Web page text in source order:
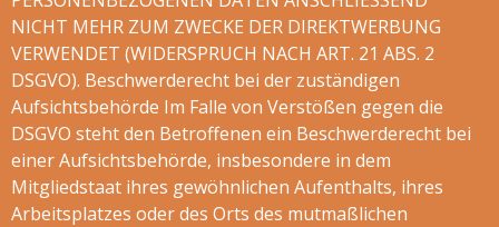
NICHT MEHR ZUM ZWECKE DER DIREKTWERBUNG
VERWENDET (WIDERSPRUCH NACH ART. 21 ABS. 2
DSGVO). Beschwerderecht bei der zuständigen
Aufsichtsbehörde Im Falle von Verstößen gegen die
DSGVO steht den Betroffenen ein Beschwerderecht bei
einer Aufsichtsbehörde, insbesondere in dem
Mitgliedstaat ihres gewöhnlichen Aufenthalts, ihres
Arbeitsplatzes oder des Orts des mutmaßlichen